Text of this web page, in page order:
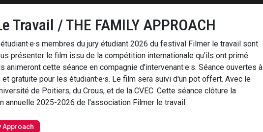
Travail / THE FAMILY APPROACH
membres du jury étudiant 2026 du festival Filmer le travail sont
présenter le film issu de la compétition internationale qu'ils ont primé
animeront cette séance en compagnie d'intervenant·e·s. Séance ouvertes à
gratuite pour les étudiant·e·s. Le film sera suivi d'un pot offert. Avec le
de Poitiers, du Crous, et de la CVEC. Cette séance clôture la
annuelle 2025-2026 de l'association Filmer le travail.
Approach